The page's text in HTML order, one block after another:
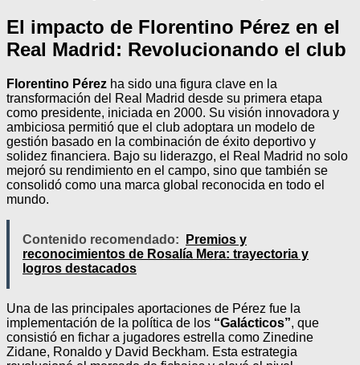
El impacto de Florentino Pérez en el
Real Madrid: Revolucionando el club
Florentino Pérez ha sido una figura clave en la
transformación del Real Madrid desde su primera etapa
como presidente, iniciada en 2000. Su visión innovadora y
ambiciosa permitió que el club adoptara un modelo de
gestión basado en la combinación de éxito deportivo y
solidez financiera. Bajo su liderazgo, el Real Madrid no solo
mejoró su rendimiento en el campo, sino que también se
consolidó como una marca global reconocida en todo el
mundo.
Contenido recomendado:
Premios y
reconocimientos de Rosalía Mera: trayectoria y
logros destacados
Una de las principales aportaciones de Pérez fue la
implementación de la política de los “Galácticos”, que
consistió en fichar a jugadores estrella como Zinedine
Zidane, Ronaldo y David Beckham. Esta estrategia